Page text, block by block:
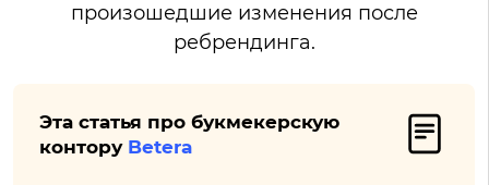
произошедшие изменения после
ребрендинга.
Эта статья про букмекерскую
контору Betera